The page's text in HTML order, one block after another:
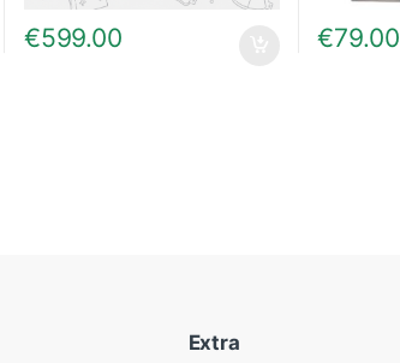
€599.00 €79.00
Extra